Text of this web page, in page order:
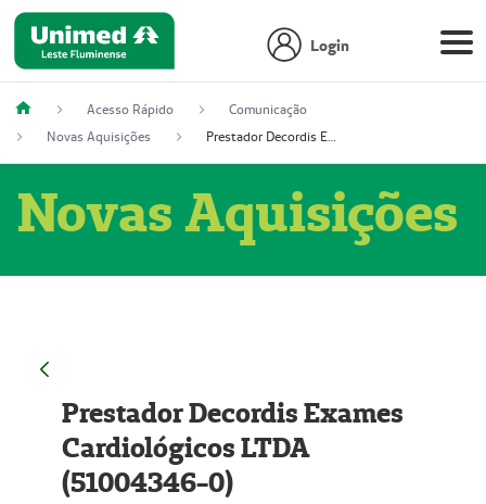
Login
Acesso Rápido
Comunicação
Novas Aquisições
Prestador Decordis Exames Cardiológicos LTDA (51004346-0)
Novas Aquisições
Prestador Decordis Exames
Cardiológicos LTDA
(51004346-0)